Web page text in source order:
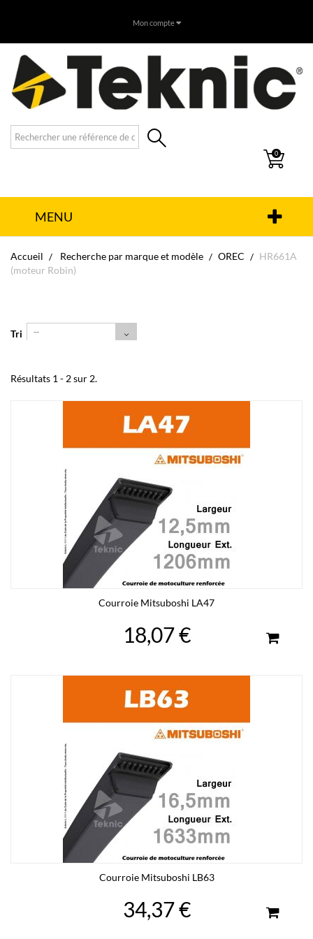
Mon compte
0
MENU
Accueil Recherche par marque et modèle OREC
HR661A
(moteur Robin)
Tri --
Résultats 1 - 2 sur 2.
Courroie Mitsuboshi LA47
18,07 €
Courroie Mitsuboshi LB63
34,37 €